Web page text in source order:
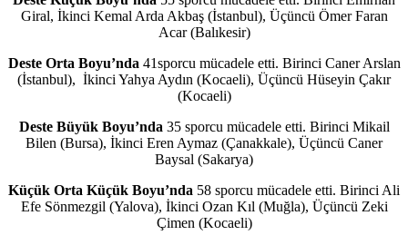
Giral, İkinci Kemal Arda Akbaş (İstanbul), Üçüncü Ömer Faran
Acar (Balıkesir)
Deste Orta Boyu’nda 41sporcu mücadele etti. Birinci Caner Arslan
(İstanbul), İkinci Yahya Aydın (Kocaeli), Üçüncü Hüseyin Çakır
(Kocaeli)
Deste Büyük Boyu’nda 35 sporcu mücadele etti. Birinci Mikail
Bilen (Bursa), İkinci Eren Aymaz (Çanakkale), Üçüncü Caner
Baysal (Sakarya)
Küçük Orta Küçük Boyu’nda 58 sporcu mücadele etti. Birinci Ali
Efe Sönmezgil (Yalova), İkinci Ozan Kıl (Muğla), Üçüncü Zeki
Çimen (Kocaeli)